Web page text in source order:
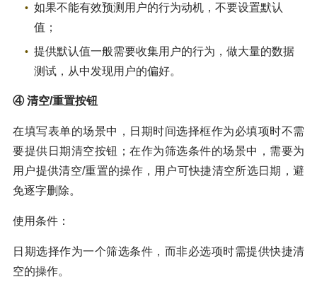
如果不能有效预测用户的行为动机，不要设置默认
值；
提供默认值一般需要收集用户的行为，做大量的数据
测试，从中发现用户的偏好。
④ 清空/重置按钮
在填写表单的场景中，日期时间选择框作为必填项时不需
要提供日期清空按钮；在作为筛选条件的场景中，需要为
用户提供清空/重置的操作，用户可快捷清空所选日期，避
免逐字删除。
使用条件：
日期选择作为一个筛选条件，而非必选项时需提供快捷清
空的操作。